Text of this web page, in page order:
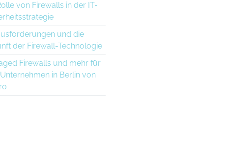
von Firewalls in der IT-
und die
der Firewall-Technologie
Firewalls und mehr für
in Berlin von